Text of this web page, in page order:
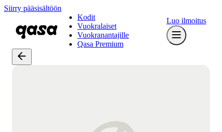
Siirry pääsisältöön
Kodit
Vuokralaiset
Vuokranantajille
Qasa Premium
Luo ilmoitus